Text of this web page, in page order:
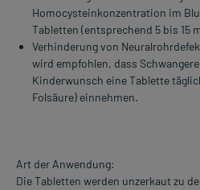
Homocysteinkonzentration im
Tabletten (entsprechend 5 bis 15
Verhinderung von
wird empfohlen, dass
Kinderwunsch eine Tablette
Folsäure) einnehmen.
Art der Anwendung:
Die Tabletten werden unzerkaut zu